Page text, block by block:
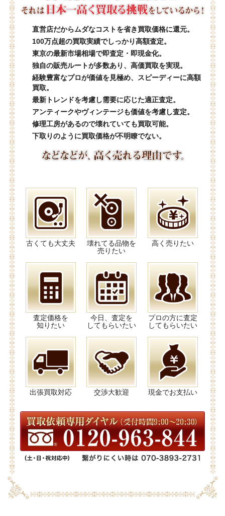
直営店だからムダなコストを省き買取価格に還元。
100万点超の買取実績でしっかり高額査定。
東京の最新市場相場で即査定・即現金化。
独自の販売ルートが多数あり、高価買取を実現。
経験豊富なプロが価値を見極め、スピーディーに高額
買取。
最新トレンドを考慮し需要に応じた適正査定。
アンティークやヴィンテージも価値を考慮し査定。
修理工房があるので壊れていても買取可能。
下取りのように買取価格が不明瞭でない。
古くても大丈夫
壊れてる品物を
売りたい
高く売りたい
査定価格を
知りたい
今日、査定を
してもらいたい
プロの方に査定
してもらいたい
出張買取対応 交渉大歓迎 現金でお支払い